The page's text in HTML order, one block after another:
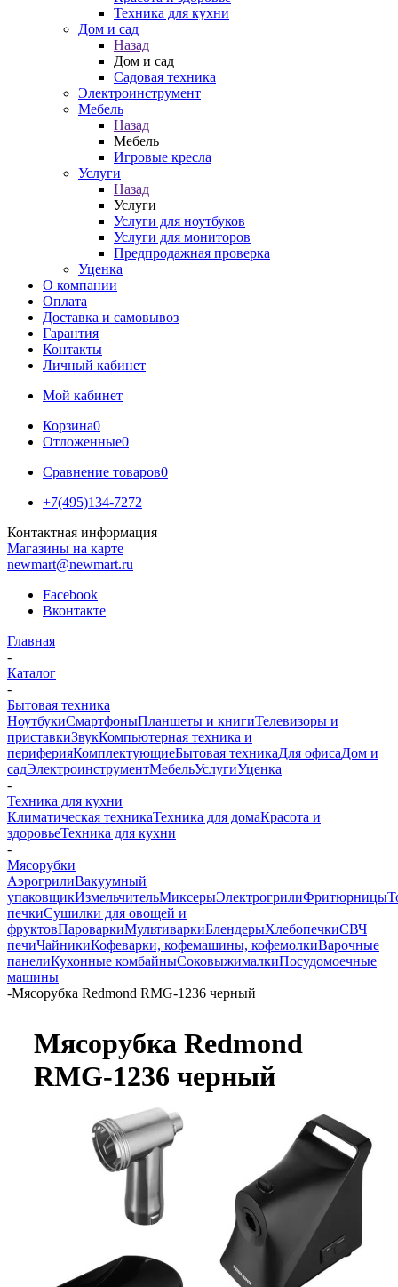
Техника для кухни
Дом и сад
Назад
Дом и сад
Садовая техника
Электроинструмент
Мебель
Назад
Мебель
Игровые кресла
Услуги
Назад
Услуги
Услуги для ноутбуков
Услуги для мониторов
Предпродажная проверка
Уценка
О компании
Оплата
Доставка и самовывоз
Гарантия
Контакты
Личный кабинет
Мой кабинет
Корзина0
Отложенные0
Сравнение товаров0
+7(495)134-7272
Контактная информация
Магазины на карте
newmart@newmart.ru
Facebook
Вконтакте
Главная
-
Каталог
-
Бытовая техника
НоутбукиСмартфоныПланшеты и книгиТелевизоры и
приставкиЗвукКомпьютерная техника и
периферияКомплектующиеБытовая техникаДля офисаДом и
садЭлектроинструментМебельУслугиУценка
-
Техника для кухни
Климатическая техникаТехника для домаКрасота и
здоровьеТехника для кухни
-
Мясорубки
АэрогрилиВакуумный
упаковщикИзмельчительМиксерыЭлектрогрилиФритюрницы
печкиСушилки для овощей и
фруктовПароваркиМультиваркиБлендерыХлебопечкиСВЧ
печиЧайникиКофеварки, кофемашины, кофемолкиВарочные
панелиКухонные комбайныСоковыжималкиПосудомоечные
машины
-Мясорубка Redmond RMG-1236 черный
Мясорубка Redmond
RMG-1236 черный